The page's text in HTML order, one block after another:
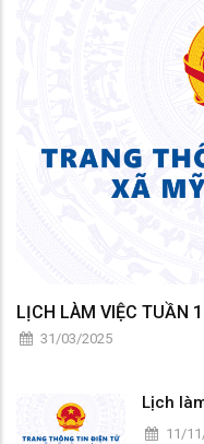
LỊCH LÀM VIỆC TUẦN
31/03/2025
Lịch
11/